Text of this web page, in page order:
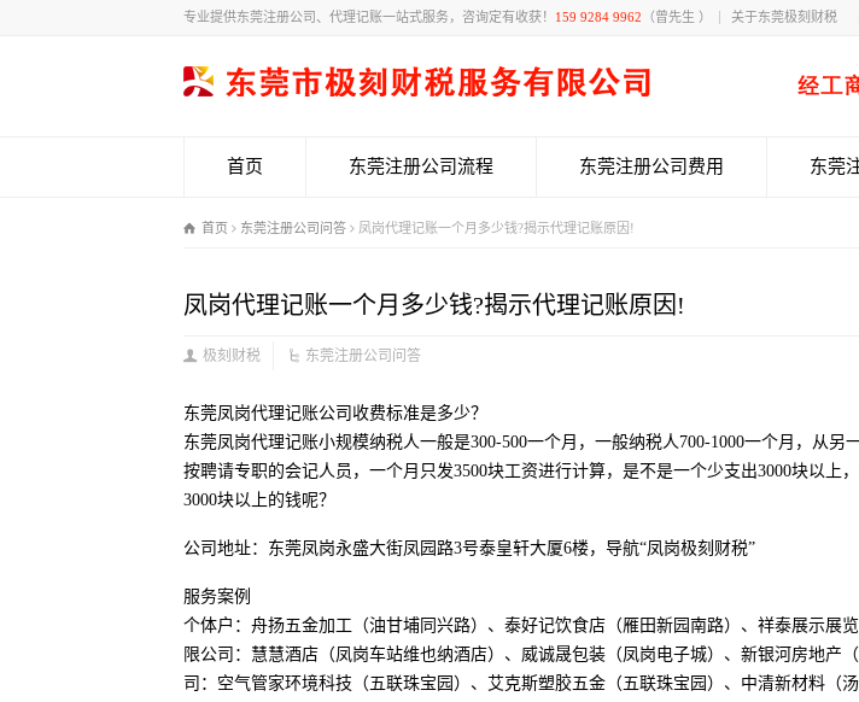
专业提供东莞注册公司、代理记账一站式服务，咨询定有收获！ 159 9284 9962 （曾先生 ） 关于东莞极刻财税
首页 东莞注册公司流程 东莞注册公司费用 东莞
首页 东莞注册公司问答 凤岗代理记账一个月多少钱?揭示代理记账原因!
凤岗代理记账一个月多少钱?揭示代理记账原因!
极刻财税 东莞注册公司问答
东莞凤岗代理记账公司收费标准是多少？
东莞凤岗代理记账小规模纳税人一般是300-500一个月，一般纳税人700-1000一个月，从另
按聘请专职的会记人员，一个月只发3500块工资进行计算，是不是一个少支出3000块以上
3000块以上的钱呢？
公司地址：东莞凤岗永盛大街凤园路3号泰皇轩大厦6楼，导航“凤岗极刻财税”
服务案例
个体户：舟扬五金加工（油甘埔同兴路）、泰好记饮食店（雁田新园南路）、祥泰展示
限公司：慧慧酒店（凤岗车站维也纳酒店）、威诚晟包装（凤岗电子城）、新银河房地
司：空气管家环境科技（五联珠宝园）、艾克斯塑胶五金（五联珠宝园）、中清新材料